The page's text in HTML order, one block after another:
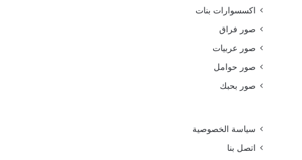
اكسسوارات بنات
صور فراق
صور عربيات
صور حوامل
صور بحبك
سياسة الخصوصية
اتصل بنا